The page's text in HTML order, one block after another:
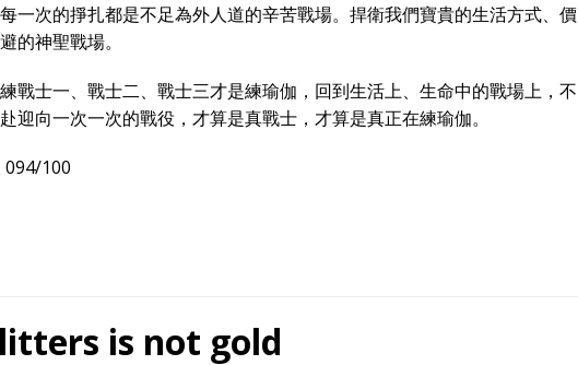
一次的掙扎都是不足為外人道的辛苦戰場。捍衛我們寶貴的生活方式、價
的神聖戰場。
戰士一、戰士二、戰士三才是練瑜伽，回到生活上、生命中的戰場上，不
迎向一次一次的戰役，才算是真戰士，才算是真正在練瑜伽。
094/100
is not gold